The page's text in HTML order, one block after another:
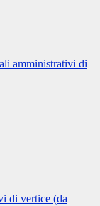
amministrativi di
di vertice (da